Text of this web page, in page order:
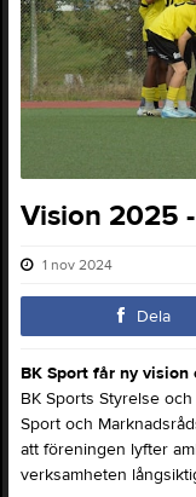
Vision 2025
1 nov 2024
Dela
BK Sport får ny
BK Sports Styrelse
Sport och
att föreningen lyfter
verksamheten